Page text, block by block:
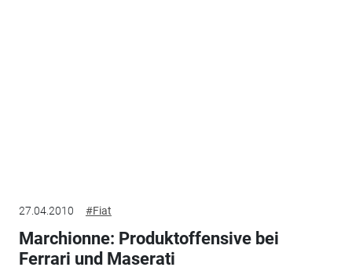
27.04.2010 #Fiat
Marchionne: Produktoffensive bei
Ferrari und Maserati